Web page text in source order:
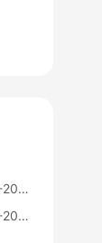
Apache Log4j2 远程代码执行漏洞（CVE-2021-44228）公告
Apache Log4j2 远程代码执行漏洞（CVE-2021-44228）修复指导